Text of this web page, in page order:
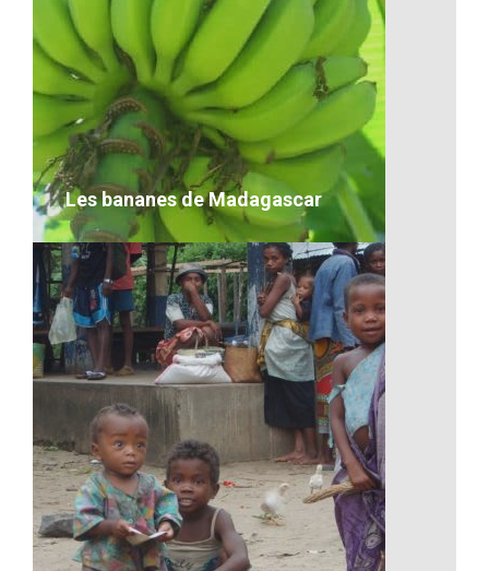
Les nénuphars à Madagascar
VOIR LE DÉTAIL
Les bananes de Madagascar